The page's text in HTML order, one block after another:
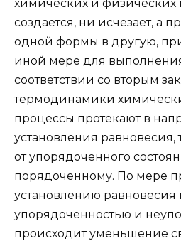
химических и физических
создается, ни исчезает, а
одной формы в другую,
иной мере для
соответствии со вторым
термодинамики
процессы протекают в
установления равновесия,
от упорядоченного
порядоченному. По мере
установлению
упорядоченностью и
происходит уменьшение